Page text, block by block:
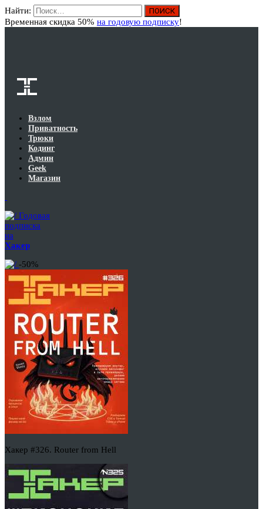
Найти:
Временная скидка 50% на годовую подписку!
Взлом
Приватность
Трюки
Кодинг
Админ
Geek
Магазин
Годовая
подписка
на
Хакер
-50%
Хакер #326. Router from Hell